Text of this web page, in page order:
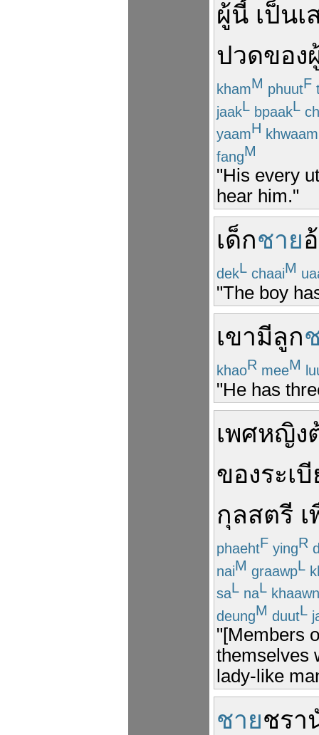
ผู้นี้ เป็นเ
ปวดของ
khamM phuutF
jaakL bpaakL
yaamH khwaam
fangM
"His every
hear him."
เด็กชาย
dekL chaaiM
"The boy
เขามีลูก
khaoR meeM
"He has
เพศหญิง
ของระเ
กุลสตรี
phaehtF yingR
naiM graawpL
saL naL
deungM duutL
"[Members
themselves
lady-like
ชายชรา